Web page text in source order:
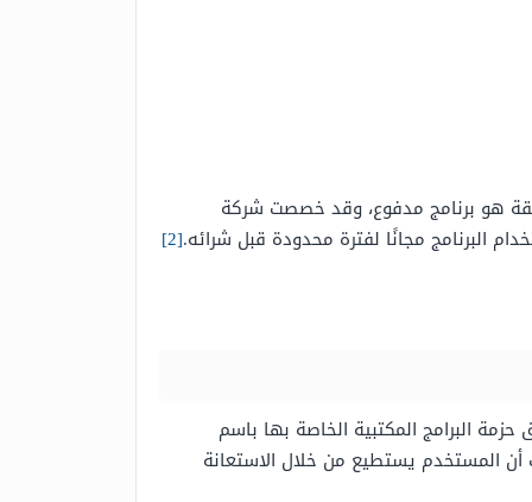
هو برنامج مدفوع، وقد خصصت شركة
البرنامج مجانًا لفترة محدودة قبل شرائه.[2]
البرامج المكتبية الخاصة بها باسم
المستخدم يستطيع من خلال الاستعانة